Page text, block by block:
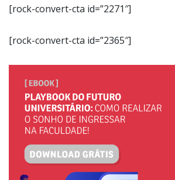
[rock-convert-cta id=”2271″]
[rock-convert-cta id=”2365″]